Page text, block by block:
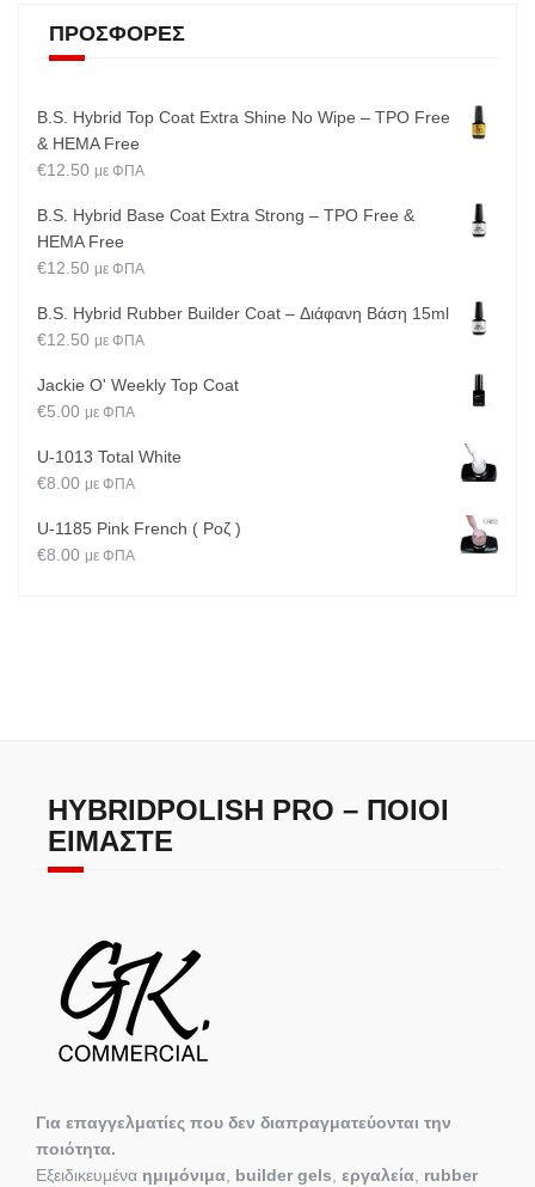
ΠΡΟΣΦΟΡΈΣ
B.S. Hybrid Top Coat Extra Shine No Wipe – TPO Free
& HEMA Free
€12.50 με ΦΠΑ
B.S. Hybrid Base Coat Extra Strong – TPO Free &
HEMA Free
€12.50 με ΦΠΑ
B.S. Hybrid Rubber Builder Coat – Διάφανη Βάση 15ml
€12.50 με ΦΠΑ
Jackie O' Weekly Top Coat
€5.00 με ΦΠΑ
U-1013 Total White
€8.00 με ΦΠΑ
U-1185 Pink French ( Ροζ )
€8.00 με ΦΠΑ
HYBRIDPOLISH PRO – ΠΟΙΟΙ
ΕΊΜΑΣΤΕ
Για επαγγελματίες που δεν διαπραγματεύονται την
ποιότητα.
Εξειδικευμένα ημιμόνιμα, builder gels, εργαλεία, rubber